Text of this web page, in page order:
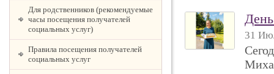
Для родственников (рекомендуемые
часы посещения получателей
социальных услуг)
Правила посещения получателей
социальных услуг
31